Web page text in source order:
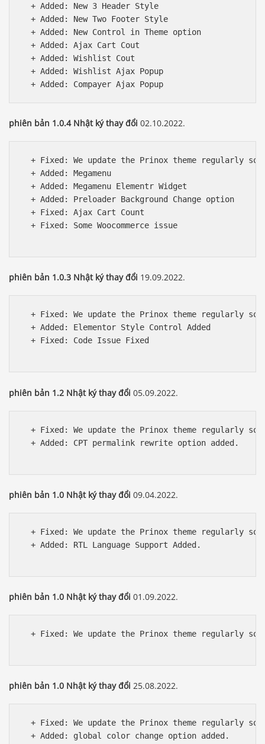
  + Added: New 3 Header Style
  + Added: New Two Footer Style
  + Added: New Control in Theme option
  + Added: Ajax Cart Cout
  + Added: Wishlist Cout
  + Added: Wishlist Ajax Popup
phiên bản 1.0.4 Nhật ký thay đổi 02.10.2022.
+ Fixed: We update the Prinox theme regularly
  + Added: Megamenu
  + Added: Megamenu Elementr Widget
  + Added: Preloader Background Change option
  + Fixed: Ajax Cart Count
  + Fixed: Some Woocommerce issue
phiên bản 1.0.3 Nhật ký thay đổi 19.09.2022.
+ Fixed: We update the Prinox theme regularly
  + Added: Elementor Style Control Added
  + Fixed: Code Issue Fixed
phiên bản 1.2 Nhật ký thay đổi 05.09.2022.
+ Fixed: We update the Prinox theme regularly
  + Added: CPT permalink rewrite option added.
phiên bản 1.0 Nhật ký thay đổi 09.04.2022.
+ Fixed: We update the Prinox theme regularly
  + Added: RTL Language Support Added.
phiên bản 1.0 Nhật ký thay đổi 01.09.2022.
+ Fixed: We update the Prinox theme regularly
phiên bản 1.0 Nhật ký thay đổi 25.08.2022.
+ Fixed: We update the Prinox theme regularly
  + Added: global color change option added.